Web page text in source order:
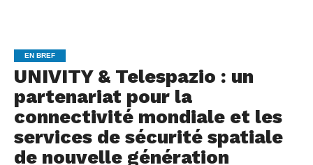
EN BREF
UNIVITY & Telespazio : un
partenariat pour la
connectivité mondiale et les
services de sécurité spatiale
de nouvelle génération